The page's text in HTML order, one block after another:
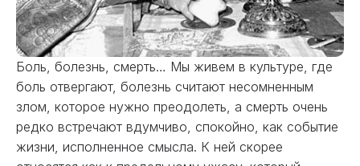
Боль, болезнь, смерть… Мы живем в культуре, где
боль отвергают, болезнь считают несомненным
злом, которое нужно преодолеть, а смерть очень
редко встречают вдумчиво, спокойно, как событие
жизни, исполненное смысла. К ней скорее